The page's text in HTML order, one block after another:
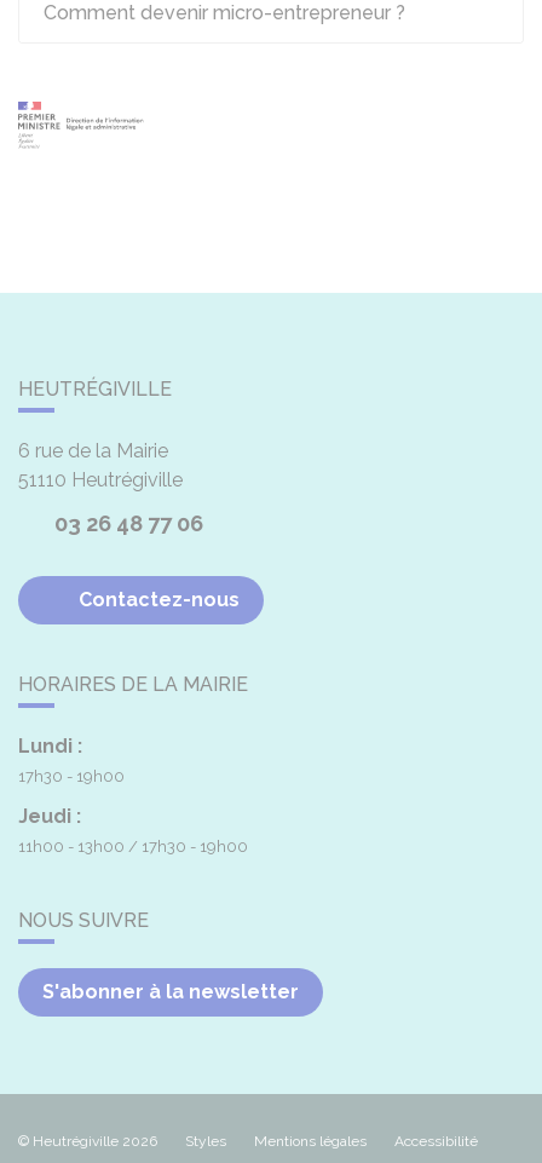
Comment devenir micro-entrepreneur ?
HEUTRÉGIVILLE
6 rue de la Mairie
51110 Heutrégiville
03 26 48 77 06
Contactez-nous
HORAIRES DE LA MAIRIE
Lundi :
17h30 - 19h00
Jeudi :
11h00 - 13h00 17h30 - 19h00
NOUS SUIVRE
S'abonner à la newsletter
© Heutrégiville 2026 Styles Mentions légales
Accessibilité